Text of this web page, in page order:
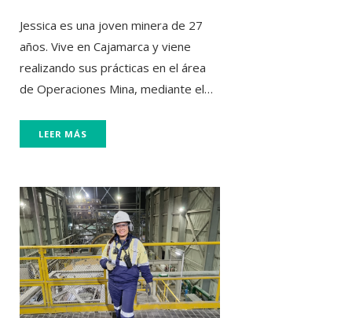
Jessica es una joven minera de 27
años. Vive en Cajamarca y viene
realizando sus prácticas en el área
de Operaciones Mina, mediante el…
LEER MÁS